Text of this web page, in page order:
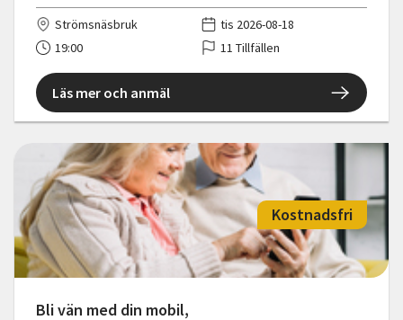
Strömsnäsbruk
tis 2026-08-18
19:00
11 Tillfällen
Läs mer och anmäl
Bli vän med din mobil,
Kostnadsfri